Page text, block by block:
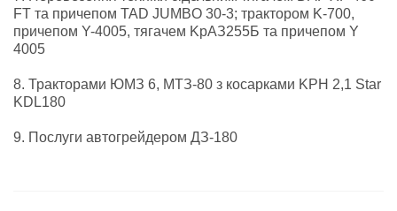
FT та причепом TAD JUMBO 30-3; трактором K-700,
причепом Y-4005, тягачем KpAЗ255Б та причепом Y
4005
8. Тракторами ЮМЗ 6, МТЗ-80 з косарками KPH 2,1 Star
KDL180
9. Послуги автогрейдером ДЗ-180